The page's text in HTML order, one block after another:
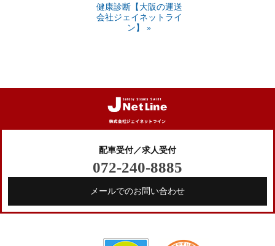
健康診断【大阪の運送
会社ジェイネットライ
ン】 »
配車受付／求人受付
072-240-8885
メールでのお問い合わせ